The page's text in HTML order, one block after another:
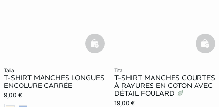
talia
T-SHIRT MANCHES LONGUES
ENCOLURE CARRÉE
9,00 €
basketfull
tita
T-SHIRT MANCHES COURTES
À RAYURES EN COTON AVEC
DÉTAIL FOULARD
19,00 €